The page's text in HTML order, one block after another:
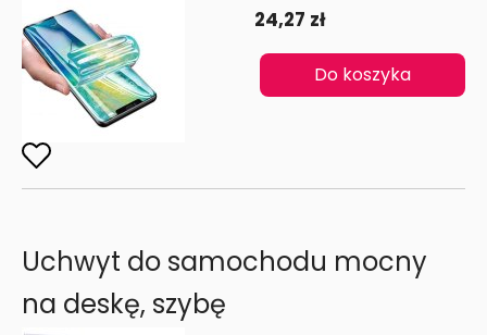
24,27 zł
Do koszyka
Uchwyt do samochodu mocny
na deskę, szybę